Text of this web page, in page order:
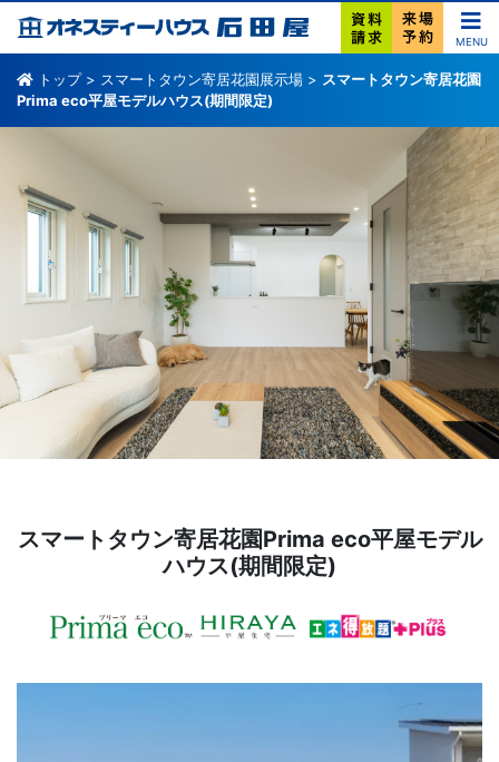
MENU
トップ> スマートタウン寄居花園展示場 > スマートタウン寄居花園
Prima eco平屋モデルハウス(期間限定)
スマートタウン寄居花園Prima eco平屋モデル
ハウス(期間限定)